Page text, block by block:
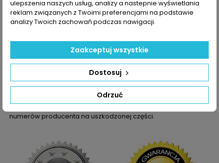
1.8 TSI
5303-970-
0165
5303-988-
5303-988-
0141
5303-988-
Dane zawarte w tabeli mogą odbiegać od rzeczywistości.
Dokładamy wszelkich starań aby jednak tak nie było.
numerów producenta na uszkodzonej części.
ulepszenia naszych usług, analizy a nastepnie wyświetlania
reklam związanych z Twoimi preferencjami na podstawie
analizy Twoich zachowań podczas nawigacji.
Odrzuć
Dostosuj
Zaakceptuj wszystkie